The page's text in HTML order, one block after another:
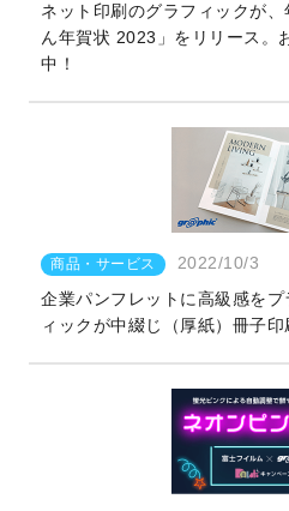
ネット印刷のグラフィックが
ん年賀状 2023」をリリース。
中！
商品・サービス
2022/10/3
企業パンフレットに高級感を
ィックが中綴じ（厚紙）冊子印